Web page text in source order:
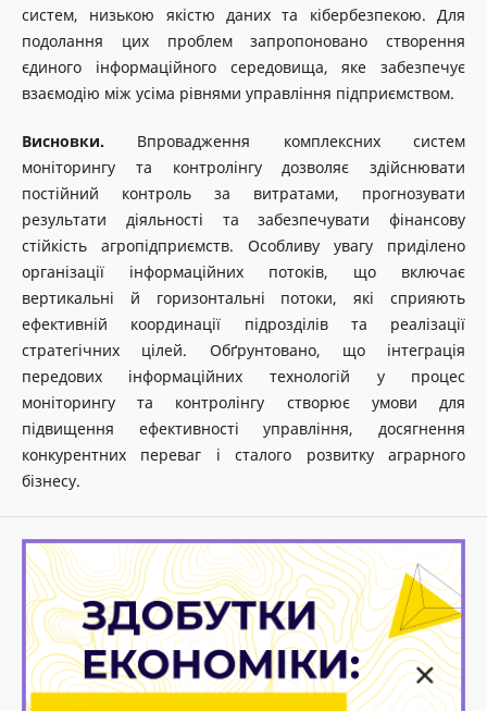
систем, низькою якістю даних та кібербезпекою. Для
подолання цих проблем запропоновано створення
єдиного інформаційного середовища, яке забезпечує
взаємодію між усіма рівнями управління підприємством.
Висновки. Впровадження комплексних систем
моніторингу та контролінгу дозволяє здійснювати
постійний контроль за витратами, прогнозувати
результати діяльності та забезпечувати фінансову
стійкість агропідприємств. Особливу увагу приділено
організації інформаційних потоків, що включає
вертикальні й горизонтальні потоки, які сприяють
ефективній координації підрозділів та реалізації
стратегічних цілей. Обґрунтовано, що інтеграція
передових інформаційних технологій у процес
моніторингу та контролінгу створює умови для
підвищення ефективності управління, досягнення
конкурентних переваг і сталого розвитку аграрного
бізнесу.